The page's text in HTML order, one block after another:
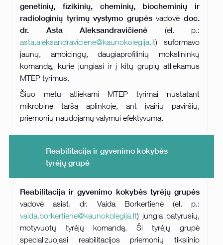
genetinių, fizikinių, cheminių, biocheminių ir
radiologinių tyrimų vystymo grupėsvadovėdoc.
dr. Asta Aleksandravičienė (el. p.:
asta.aleksandraviciene@kaunokolegija.lt) suformavo
jaunų, ambicingų, daugiaprofilinių mokslininkų
komandą, kurie jungiasi ir į kitų grupių atliekamus
MTEP tyrimus.
Šiuo metu atliekami MTEP tyrimai nustatant
mikrobinę taršą aplinkoje, ant įvairių paviršių,
priemonių naudojamų valymui efektyvumą.
Reabilitacija ir gyvenimo kokybės
tyrėjų grupė
Reabilitacija ir gyvenimo kokybės tyrėjų grupės
vadovė asist. dr. Vaida Borkertienė (el. p.:
vaida.borkertiene@kaunokolegija.lt) jungia patyrusių,
motyvuotų tyrėjų komandą. Ši tyrėjų grupė
specializuojasi reabilitacijos priemonių tikslinio